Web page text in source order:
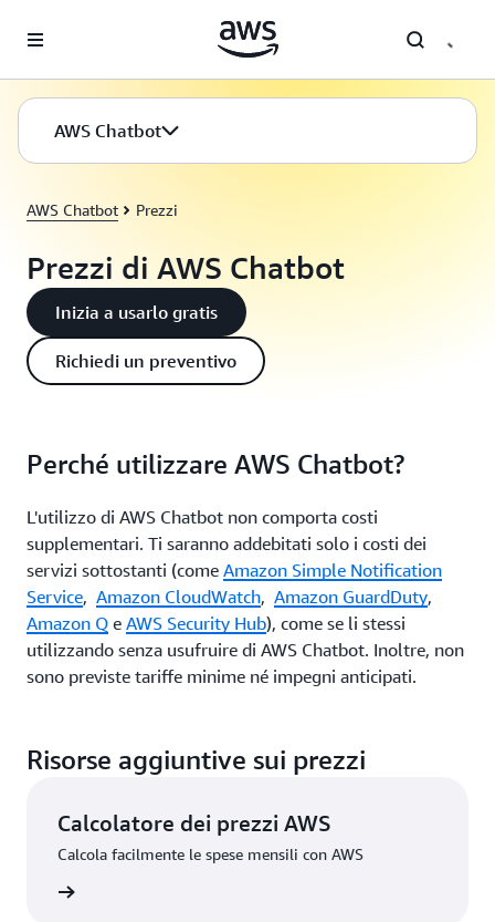
AWS Chatbot
AWS Chatbot Prezzi
Prezzi di AWS Chatbot
Inizia a usarlo gratis
Richiedi un preventivo
Perché utilizzare AWS Chatbot?
L'utilizzo di AWS Chatbot non comporta costi
supplementari. Ti saranno addebitati solo i costi dei
servizi sottostanti (come Amazon Simple Notification
Service, Amazon CloudWatch, Amazon GuardDuty,
Amazon Q e AWS Security Hub), come se li stessi
utilizzando senza usufruire di AWS Chatbot. Inoltre, non
sono previste tariffe minime né impegni anticipati.
Risorse aggiuntive sui prezzi
Calcolatore dei prezzi AWS
Calcola facilmente le spese mensili con AWS